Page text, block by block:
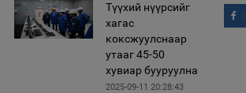
Түүхий нүүрсийг
хагас
коксжуулснаар
утааг 45-50
хувиар бууруулна
2025-09-11 20:28:43